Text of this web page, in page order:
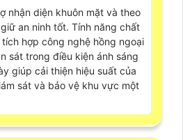
nhận diện khuôn mặt và theo
an ninh tốt. Tính năng chất
hợp công nghệ hồng ngoại
sát trong điều kiện ánh sáng
giúp cải thiện hiệu suất của
sát và bảo vệ khu vực một